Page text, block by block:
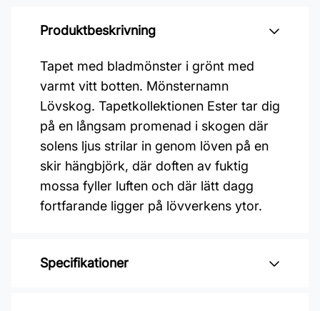
Produktbeskrivning
Tapet med bladmönster i grönt med
varmt vitt botten. Mönsternamn
Lövskog. Tapetkollektionen Ester tar dig
på en långsam promenad i skogen där
solens ljus strilar in genom löven på en
skir hängbjörk, där doften av fuktig
mossa fyller luften och där lätt dagg
fortfarande ligger på lövverkens ytor.
Specifikationer